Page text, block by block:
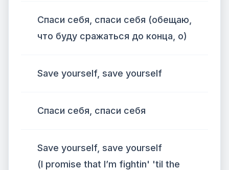
Спаси себя, спаси себя (обещаю,
что буду сражаться до конца, о)
Save yourself, save yourself
Спаси себя, спаси себя
Save yourself, save yourself
(I promise that I’m fightin' 'til the